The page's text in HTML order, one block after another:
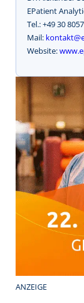
EPatient
Tel.: +49 30
Mail:
Website:
ANZEIGE